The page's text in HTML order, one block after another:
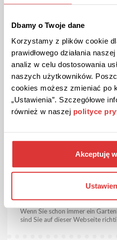
Dbamy o Twoje dane
Korzystamy z plików cookie
prawidłowego działania
analiz w celu dostosowania
naszych użytkowników.
cookies możesz zmieniać po
„Ustawienia”. Szczegółowe
również w naszej polityce
Akceptuję
ANGEBOT
Gutschein
Überprüft
Gartenhäuser von
Wenn Sie schon immer ein
sind Sie auf dieser Webseite